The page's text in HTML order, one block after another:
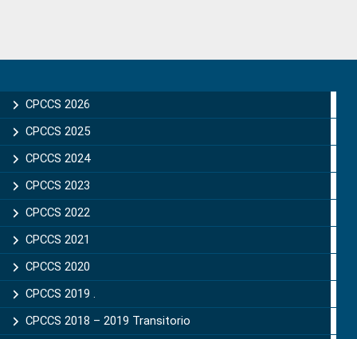
Sidebar
CPCCS 2026
CPCCS 2025
CPCCS 2024
CPCCS 2023
CPCCS 2022
CPCCS 2021
CPCCS 2020
CPCCS 2019 .
CPCCS 2018 – 2019 Transitorio